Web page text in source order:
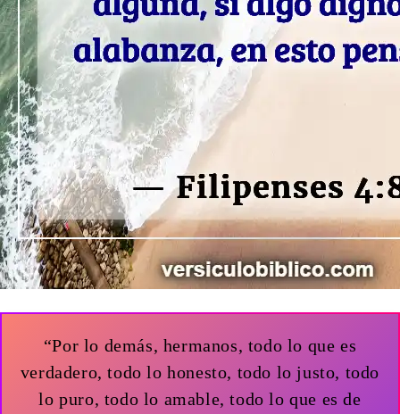
“Por lo demás, hermanos, todo lo que es
verdadero, todo lo honesto, todo lo justo, todo
lo puro, todo lo amable, todo lo que es de